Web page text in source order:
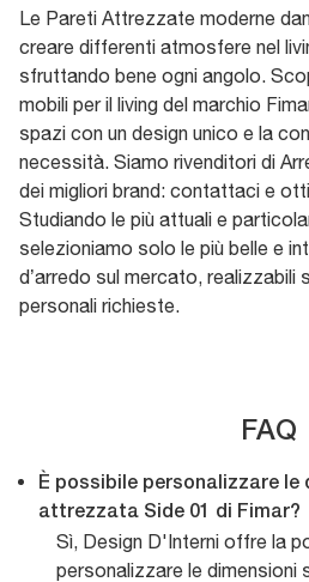
Le Pareti Attrezzate moderne
creare differenti atmosfere nel
sfruttando bene ogni angolo.
mobili per il living del marchio
spazi con un design unico e la
necessità. Siamo rivenditori di
dei migliori brand: contattaci e
Studiando le più attuali e
selezioniamo solo le più belle e
d’arredo sul mercato, realizzabili
personali richieste.
FAQ
È possibile personalizzare le
attrezzata Side 01 di Fimar?
Sì, Design D'Interni offre la
personalizzare le dimensioni